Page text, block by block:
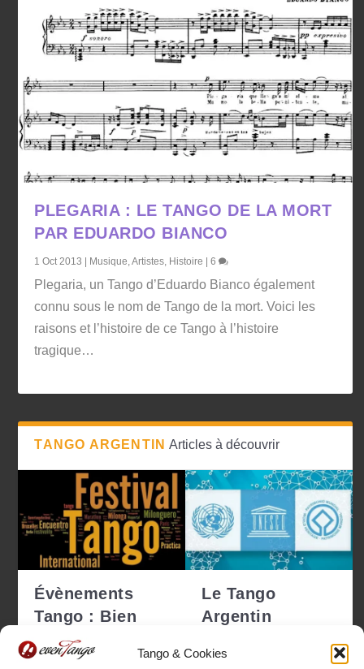
Tango & Cookies
PLEGARIA : LE TANGO DE LA MORT
PAR EDUARDO BIANCO
1 Oct 2013 | Musique ,Artistes Histoire |6
Plegaria, un Tango d’Eduardo Bianco également
connu sous le nom de Tango de la mort. Voici les
raisons et l’histoire de ce Tango à l’histoire
tragique…
TANGO ARGENTIN Articles à découvrir
Évènements
Tango : Bien
choisir pour ne
pas se tro...
Le Tango
Argentin
Patrimoine